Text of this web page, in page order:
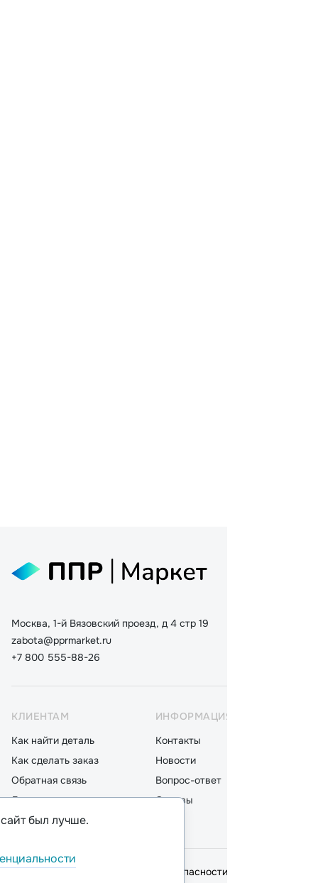
Москва, 1-й Вязовский проезд, д 4 стр 19
zabota@pprmarket.ru
+7 800 555-88-26
КЛИЕНТАМ
Как найти деталь
Как сделать заказ
Обратная связь
Доставка
Оплата
ИНФОРМАЦИЯ
Контакты
Новости
Вопрос-ответ
Отзывы
© 2026,ООО "ППР"
Политика безопасности
был лучше.